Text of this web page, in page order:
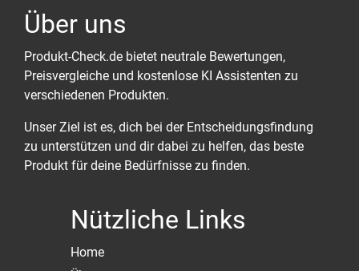
Über uns
Produkt-Check.de bietet neutrale Bewertungen,
Preisvergleiche und kostenlose KI Assistenten zu
verschiedenen Produkten.
Unser Ziel ist es, dich bei der Entscheidungsfindung
zu unterstützen und dir dabei zu helfen, das beste
Produkt für deine Bedürfnisse zu finden.
Nützliche Links
Home